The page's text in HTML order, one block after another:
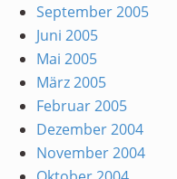
September 2005
Juni 2005
Mai 2005
März 2005
Februar 2005
Dezember 2004
November 2004